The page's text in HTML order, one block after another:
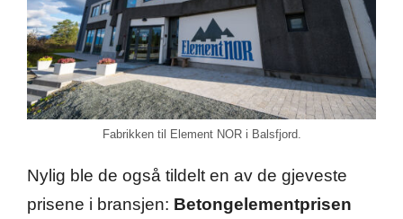
Fabrikken til Element NOR i Balsfjord.
Nylig ble de også tildelt en av de gjeveste
prisene i bransjen: Betongelementprisen